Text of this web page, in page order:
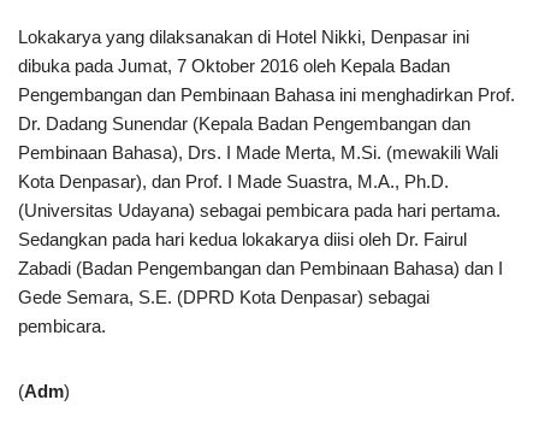
Lokakarya yang dilaksanakan di Hotel Nikki, Denpasar ini
dibuka pada Jumat, 7 Oktober 2016 oleh Kepala Badan
Pengembangan dan Pembinaan Bahasa ini menghadirkan Prof.
Dr. Dadang Sunendar (Kepala Badan Pengembangan dan
Pembinaan Bahasa), Drs. I Made Merta, M.Si. (mewakili Wali
Kota Denpasar), dan Prof. I Made Suastra, M.A., Ph.D.
(Universitas Udayana) sebagai pembicara pada hari pertama.
Sedangkan pada hari kedua lokakarya diisi oleh Dr. Fairul
Zabadi (Badan Pengembangan dan Pembinaan Bahasa) dan I
Gede Semara, S.E. (DPRD Kota Denpasar) sebagai
pembicara.
(Adm)